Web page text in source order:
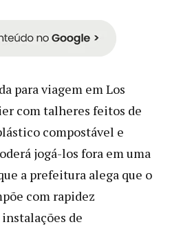
para viagem em Los
com talheres feitos de
compostável e
jogá-los fora em uma
a prefeitura alega que o
com rapidez
de